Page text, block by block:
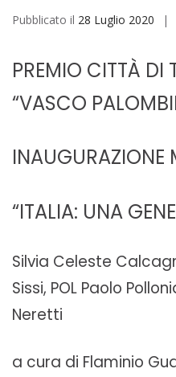
Pubblicato il 28 Luglio 2020
PREMIO CITTÀ DI
“VASCO
INAUGURAZIONE
“ITALIA: UNA
Silvia Celeste
Sissi, POL Paolo
Neretti
a cura di Flaminio